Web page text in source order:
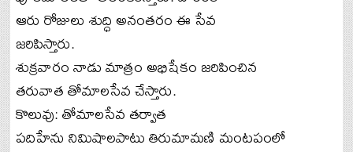
ఆరు రోజులు శుద్ధి అనంతరం ఈ సేవ
జరిపిస్తారు.
శుక్రవారం నాడు మాత్రం అభిషేకం జరిపించిన
తరువాత తోమాలసేవ చేస్తారు.
కొలువు: తోమాలసేవ తర్వాత
పదిహేను నిమిషాలపాటు తిరుమామణి మంటపంలో